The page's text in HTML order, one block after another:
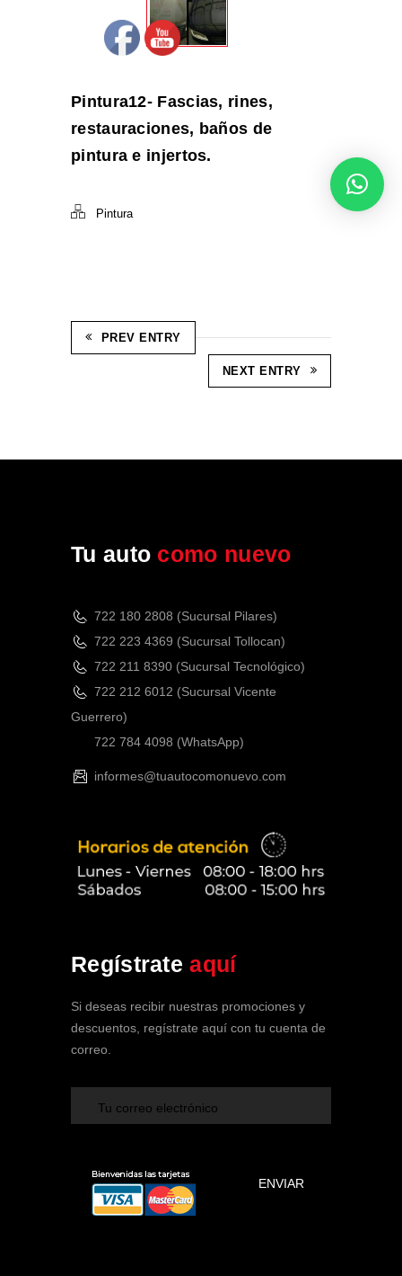
Pintura12- Fascias, rines,
restauraciones, baños de
pintura e injertos.
Pintura
PREV ENTRY
NEXT ENTRY
Tu auto como nuevo
722 180 2808 (Sucursal Pilares)
722 223 4369 (Sucursal Tollocan)
722 211 8390 (Sucursal Tecnológico)
722 212 6012 (Sucursal Vicente
Guerrero)
722 784 4098 (WhatsApp)
informes@tuautocomonuevo.com
Regístrateaquí
Si deseas recibir nuestras promociones y
descuentos, regístrate aquí con tu cuenta de
correo.
Soy tu Asistente de SPA Clínica
Vehicular